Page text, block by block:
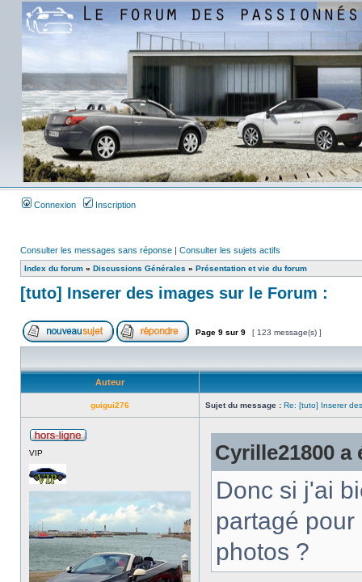
Connexion Inscription
Consulter les messages sans réponse | Consulter les sujets actifs
Index du forum » Discussions Générales » Présentation et vie du forum
[tuto] Inserer des images sur le Forum :
Page 9 sur 9 [ 123 message(s) ]
Auteur
guigui276 Sujet du message : Re: [tuto] Inserer
VIP Cyrille21800 a
Donc si j'ai
partagé
photos ?